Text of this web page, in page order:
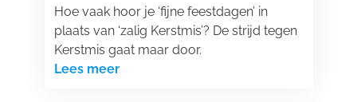
Hoe vaak hoor je ‘fijne feestdagen’ in
plaats van ‘zalig Kerstmis’? De strijd tegen
Kerstmis gaat maar door.
Lees meer